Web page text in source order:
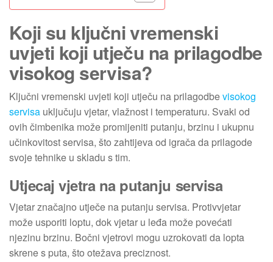
Koji su ključni vremenski
uvjeti koji utječu na prilagodbe
visokog servisa?
Ključni vremenski uvjeti koji utječu na prilagodbevisokog
servisa uključuju vjetar, vlažnost i temperaturu. Svaki od
ovih čimbenika može promijeniti putanju, brzinu i ukupnu
učinkovitost servisa, što zahtijeva od igrača da prilagode
svoje tehnike u skladu s tim.
Utjecaj vjetra na putanju servisa
Vjetar značajno utječe na putanju servisa. Protivvjetar
može usporiti loptu, dok vjetar u leđa može povećati
njezinu brzinu. Bočni vjetrovi mogu uzrokovati da lopta
skrene s puta, što otežava preciznost.